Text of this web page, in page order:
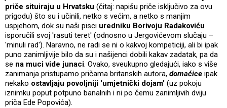
priče situiraju u Hrvatsku (čitaj: napišu priče isključivo za ovu
prigodu) što su i učinili, netko s većim, a netko s manjim
uspjehom, dok su naši pisci uredniku Borivoju Radakoviću
isporučili svoj 'rasuti teret' (odnosno u Jergovićevom slučaju –
'minuli rad'). Naravno, ne radi se ni o kakvoj kompeticiji, ali bi ipak
puno zanimljivije bilo da su i našijenci dobili kakav zadatak, pa da
se na muci vide junaci. Ovako, sveukupno gledajući, iako s više
zanimanja pristupamo pričama britanskih autora, domaćice ipak
nekako ostavljaju povoljniji 'umjetnički dojam' (uz pokoju
iznimku poput potpuno banalnih i ni po čemu zanimljivih dviju
priča Ede Popovića).